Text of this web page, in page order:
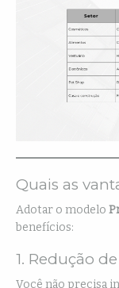
Quais as
Adotar o modelo
benefícios:
1. Redução
Você não precisa